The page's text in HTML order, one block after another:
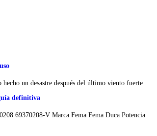
un desastre después del último viento fuerte
definitiva
69370208-V Marca Fema Fema Duca Potencia